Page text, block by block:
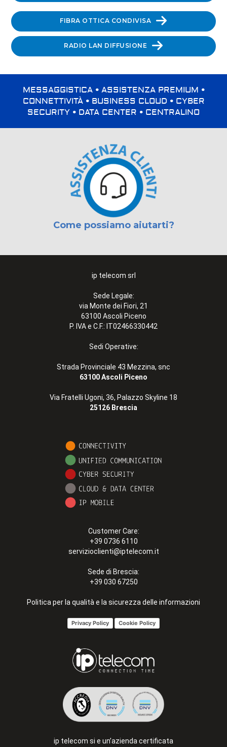
FIBRA OTTICA CONDIVISA
RADIO LAN DIFFUSIONE
MESSAGGISTICA • ASSISTENZA PREMIUM •
CONNETTIVITÀ • BUSINESS CLOUD • CYBER
SECURITY • DATA CENTER • CENTRALINO
Come possiamo aiutarti?
ip telecom srl
Sede Legale:
via Monte dei Fiori, 21
63100 Ascoli Piceno
P. IVA e C.F.: IT02466330442
Sedi Operative:
Strada Provinciale 43 Mezzina, snc
63100 Ascoli Piceno
Via Fratelli Ugoni, 36, Palazzo Skyline 18
25126 Brescia
Customer Care:
+39 0736 6110
servizioclienti@iptelecom.it
Sede di Brescia:
+39 030 67250
Politica per la qualità e la sicurezza delle informazioni
Privacy Policy Cookie Policy
ip telecom si e un’azienda certificata